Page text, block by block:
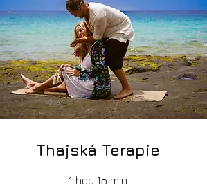
Thajská Terapie
1 hod 15 min